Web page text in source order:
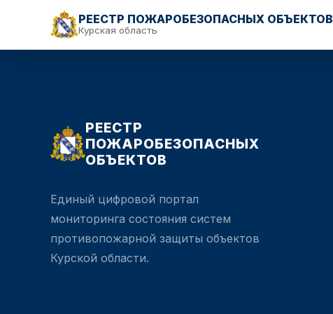
РЕЕСТР ПОЖАРОБЕЗОПАСНЫХ ОБЪЕКТОВ
Курская область
РЕЕСТР
ПОЖАРОБЕЗОПАСНЫХ
ОБЪЕКТОВ
Единый цифровой портал
мониторинга состояния систем
противопожарной защиты объектов
Курской области.